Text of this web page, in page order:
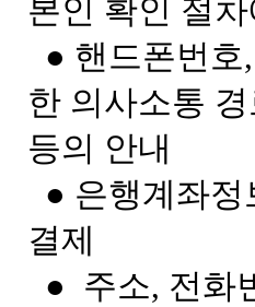
본인 확인 절
● 핸드폰번호
한 의사소통
등의 안내
● 은행계좌정
결제
● 주소, 전화